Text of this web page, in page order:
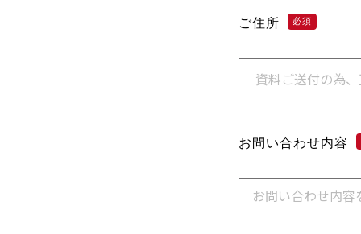
ご住所 必須
お問い合わせ内容